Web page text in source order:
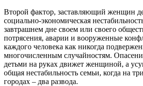
Второй фактор, заставляющий женщин
социально-экономическая
завтрашнем дне своем или своего
потрясения, аварии и воору­женные
каждого человека как никогда
многочисленным случайно­стям.
детьми на руках дви­жет женщиной, а
общая не­стабильность семьи, когда на
городах – два развода.